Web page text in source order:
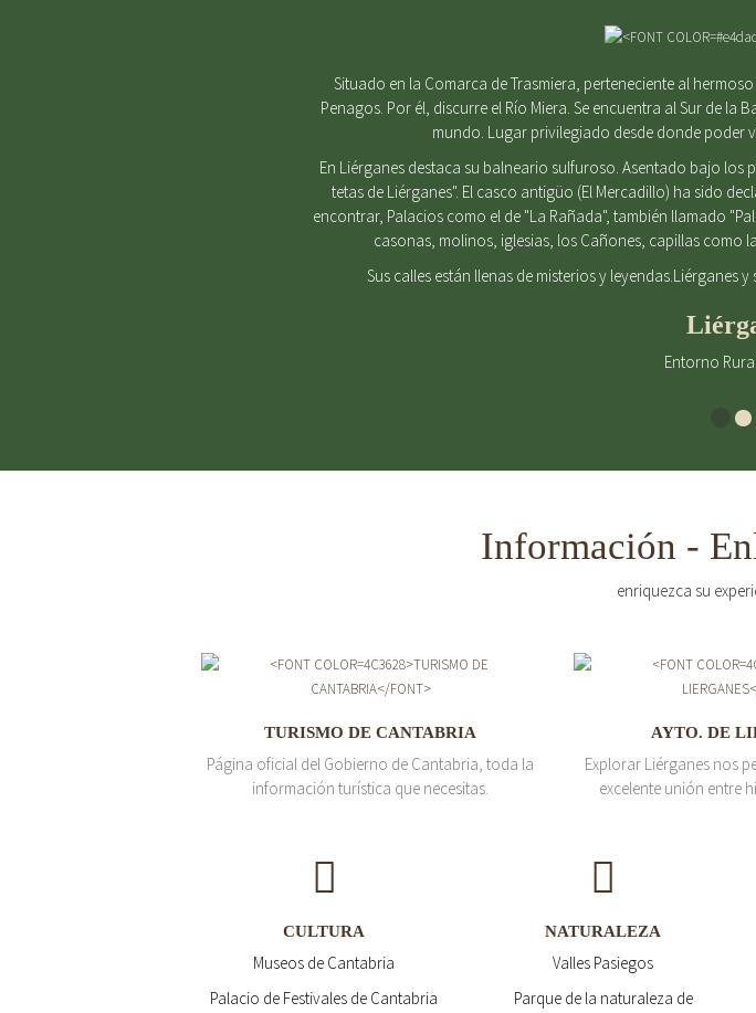
Situado en la Comarca de Trasmiera, perteneciente al
Penagos. Por él, discurre el Río Miera. Se encuentra al Sur de la
mundo. Lugar privilegiado desde donde poder
En Liérganes destaca su balneario sulfuroso. Asentado bajo los
tetas de Liérganes". El casco antigüo (El Mercadillo) ha sido
encontrar, Palacios como el de "La Rañada", también llamado
casonas, molinos, iglesias, los Cañones, capillas como
Sus calles están llenas de misterios y leyendas.Liérganes
Entorno
Información -
enriquezca su
TURISMO DE CANTABRIA
Página oficial del Gobierno de Cantabria, toda la
información turística que necesitas.
AYTO. DE
Explorar Liérganes nos
excelente unión entre
CULTURA
Museos de Cantabria
Palacio de Festivales de Cantabria
NATURALEZA
Valles Pasiegos
Parque de la naturaleza de